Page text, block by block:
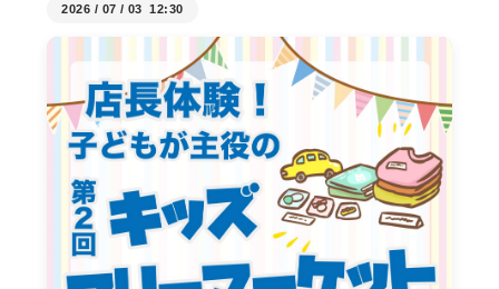
2026 / 07 / 03 12:30